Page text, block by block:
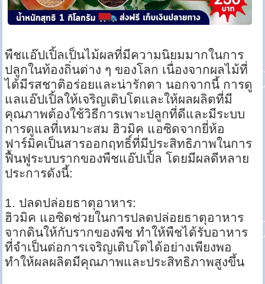
พืชแอ๊ปเปิ้ลเป็นไม้ผลที่มีความนิยมมากในการ
ปลูกในท้องถิ่นต่าง ๆ ของโลก เนื่องจากผลไม้ที่
ได้มีรสชาติอร่อยและน่ารักตา นอกจากนี้ การดู
แลแอ๊ปเปิ้ลให้เจริญเติบโตและให้ผลผลิตที่มี
คุณภาพต้องใช้วิธีการเพาะปลูกที่ดีและมีระบบ
การดูแลที่เหมาะสม ฮิวมิค แอซิดจากยี่ห้อ
ฟาร์มิคเป็นสารออกฤทธิ์ที่มีประสิทธิภาพในการ
ฟื้นฟูระบบรากของพืชแอ๊ปเปิ้ล โดยมีผลดีหลาย
ประการดังนี้:
1. ปลดปล่อยธาตุอาหาร:
ฮิวมิค แอซิดช่วยในการปลดปล่อยธาตุอาหาร
จากดินให้กับรากของพืช ทำให้พืชได้รับอาหาร
ที่จำเป็นต่อการเจริญเติบโตได้อย่างเพียงพอ
ทำให้ผลผลิตมีคุณภาพและประสิทธิภาพสูงขึ้น